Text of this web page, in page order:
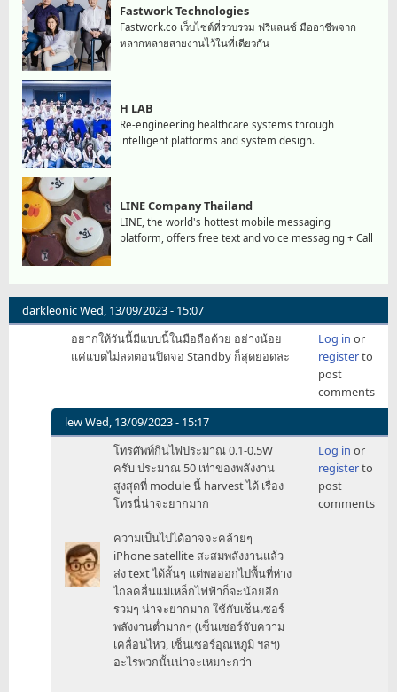
Fastwork Technologies
Fastwork.co เว็บไซต์ที่รวบรวม ฟรีแลนซ์ มืออาชีพจาก
หลากหลายสายงานไว้ในที่เดียวกัน
H LAB
Re-engineering healthcare systems through
intelligent platforms and system design.
LINE Company Thailand
LINE, the world's hottest mobile messaging
platform, offers free text and voice messaging + Call
darkleonicWed, 13/09/2023 - 15:07
อยากให้วันนี้มีแบบนี้ในมือถือด้วย อย่างน้อย
แค่แบตไม่ลดตอนปิดจอ Standby ก็สุดยอดละ
Log in or
registerto
post
comments
lewWed, 13/09/2023 - 15:17
In
นี้
มี
แบบ
โทรศัพท์กินไฟประมาณ 0.1-0.5W
ครับ ประมาณ 50 เท่าของพลังงาน
สูงสุดที่ module นี้ harvest ได้ เรื่อง
โทรนี่น่าจะยากมาก
ความเป็นไปได้อาจจะคล้ายๆ
iPhone satellite สะสมพลังงานแล้ว
ส่ง text ได้สั้นๆ แต่พอออกไปพื้นที่ห่าง
ไกลคลื่นแม่เหล็กไฟฟ้าก็จะน้อยอีก
รวมๆ น่าจะยากมาก ใช้กับเซ็นเซอร์
พลังงานต่ำมากๆ (เซ็นเซอร์จับความ
เคลื่อนไหว, เซ็นเซอร์อุณหภูมิ ฯลฯ)
อะไรพวกนั้นน่าจะเหมาะกว่า
Log in or
registerto
post
comments